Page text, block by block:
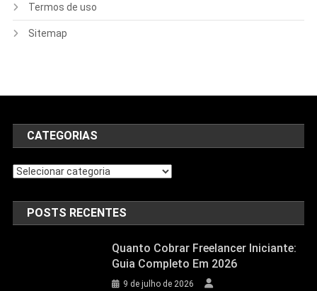
Termos de uso
Sitemap
CATEGORIAS
POSTS RECENTES
Quanto Cobrar Freelancer Iniciante:
Guia Completo Em 2026
9 de julho de 2026